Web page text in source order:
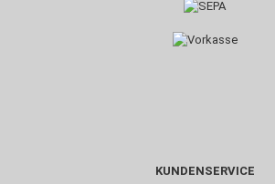
KUNDENSERVICE